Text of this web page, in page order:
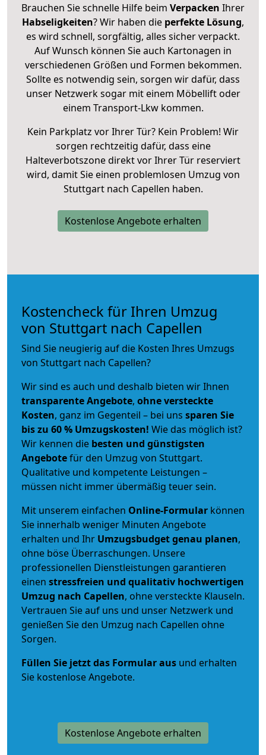
Brauchen Sie schnelle Hilfe beim Verpacken Ihrer
Habseligkeiten? Wir haben die perfekte Lösung,
es wird schnell, sorgfältig, alles sicher verpackt.
Auf Wunsch können Sie auch Kartonagen in
verschiedenen Größen und Formen bekommen.
Sollte es notwendig sein, sorgen wir dafür, dass
unser Netzwerk sogar mit einem Möbellift oder
einem Transport-Lkw kommen.
Kein Parkplatz vor Ihrer Tür? Kein Problem! Wir
sorgen rechtzeitig dafür, dass eine
Halteverbotszone direkt vor Ihrer Tür reserviert
wird, damit Sie einen problemlosen Umzug von
Stuttgart nach Capellen haben.
Kostenlose Angebote erhalten
Kostencheck für Ihren Umzug
von Stuttgart nach Capellen
Sind Sie neugierig auf die Kosten Ihres Umzugs
von Stuttgart nach Capellen?
Wir sind es auch und deshalb bieten wir Ihnen
transparente Angebote, ohne versteckte
Kosten, ganz im Gegenteil – bei uns sparen Sie
bis zu 60 % Umzugskosten! Wie das möglich ist?
Wir kennen die besten und günstigsten
Angebotefür den Umzug von Stuttgart.
Qualitative und kompetente Leistungen –
müssen nicht immer übermäßig teuer sein.
Mit unserem einfachen Online-Formular können
Sie innerhalb weniger Minuten Angebote
erhalten und Ihr Umzugsbudgetgenau planen,
ohne böse Überraschungen. Unsere
professionellen Dienstleistungen garantieren
einen stressfreien und qualitativ hochwertigen
Umzug nach Capellen, ohne versteckte Klauseln.
Vertrauen Sie auf uns und unser Netzwerk und
genießen Sie den Umzug nach Capellen ohne
Sorgen.
Füllen Sie jetzt das Formular aus und erhalten
Sie kostenlose Angebote.
Kostenlose Angebote erhalten